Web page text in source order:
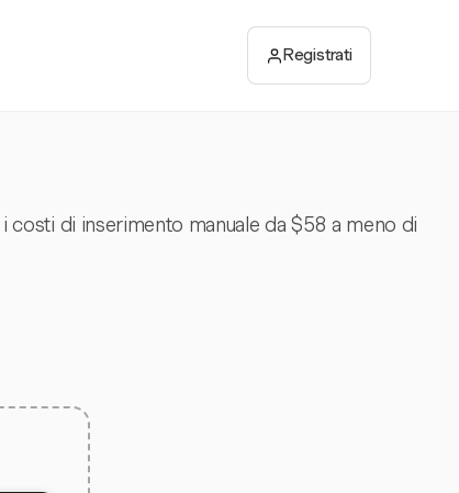
Registrati
di inserimento manuale da $58 a meno di